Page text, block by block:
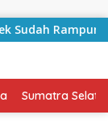
Rampung
Sumatra